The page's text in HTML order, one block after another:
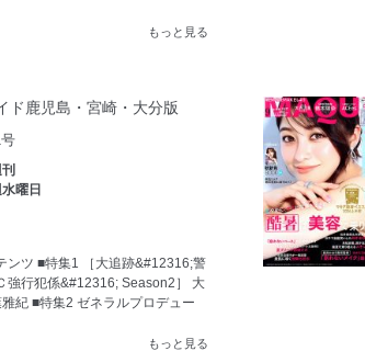
もっと見る
ド鹿児島・宮崎・大分版
曜日
ンツ ■特集1 ［大追跡&#12316;警
強行犯係&#12316; Season2］ 大
紀 ■特集2 ゼネラルプロデュー
もっと見る